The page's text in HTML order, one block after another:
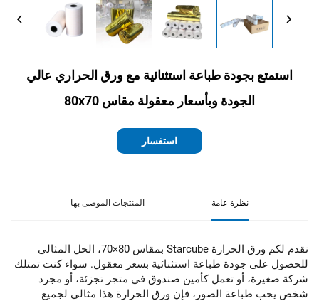
استمتع بجودة طباعة استثنائية مع ورق الحراري عالي
الجودة وبأسعار معقولة مقاس 80x70
استفسار
نظرة عامة المنتجات الموصى بها
نقدم لكم ورق الحرارة Starcube بمقاس 80×70، الحل المثالي
للحصول على جودة طباعة استثنائية بسعر معقول. سواء كنت تمتلك
شركة صغيرة، أو تعمل كأمين صندوق في متجر تجزئة، أو مجرد
شخص يحب طباعة الصور، فإن ورق الحرارة هذا مثالي لجميع